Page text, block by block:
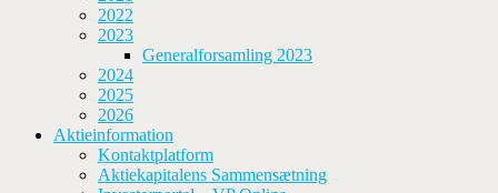
2022
2023
Generalforsamling 2023
2024
2025
2026
Aktieinformation
Kontaktplatform
Aktiekapitalens Sammensætning